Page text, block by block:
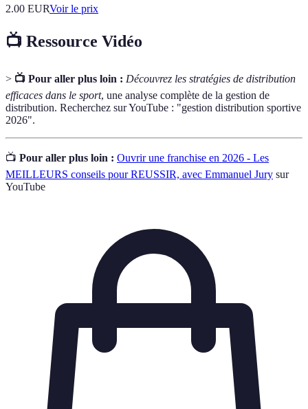
2.00 EURVoir le prix
📺 Ressource Vidéo
> 📺 Pour aller plus loin : Découvrez les stratégies de distribution
efficaces dans le sport, une analyse complète de la gestion de
distribution. Recherchez sur YouTube : "gestion distribution sportive
2026".
📺 Pour aller plus loin : Ouvrir une franchise en 2026 - Les
MEILLEURS conseils pour REUSSIR, avec Emmanuel Jury sur
YouTube